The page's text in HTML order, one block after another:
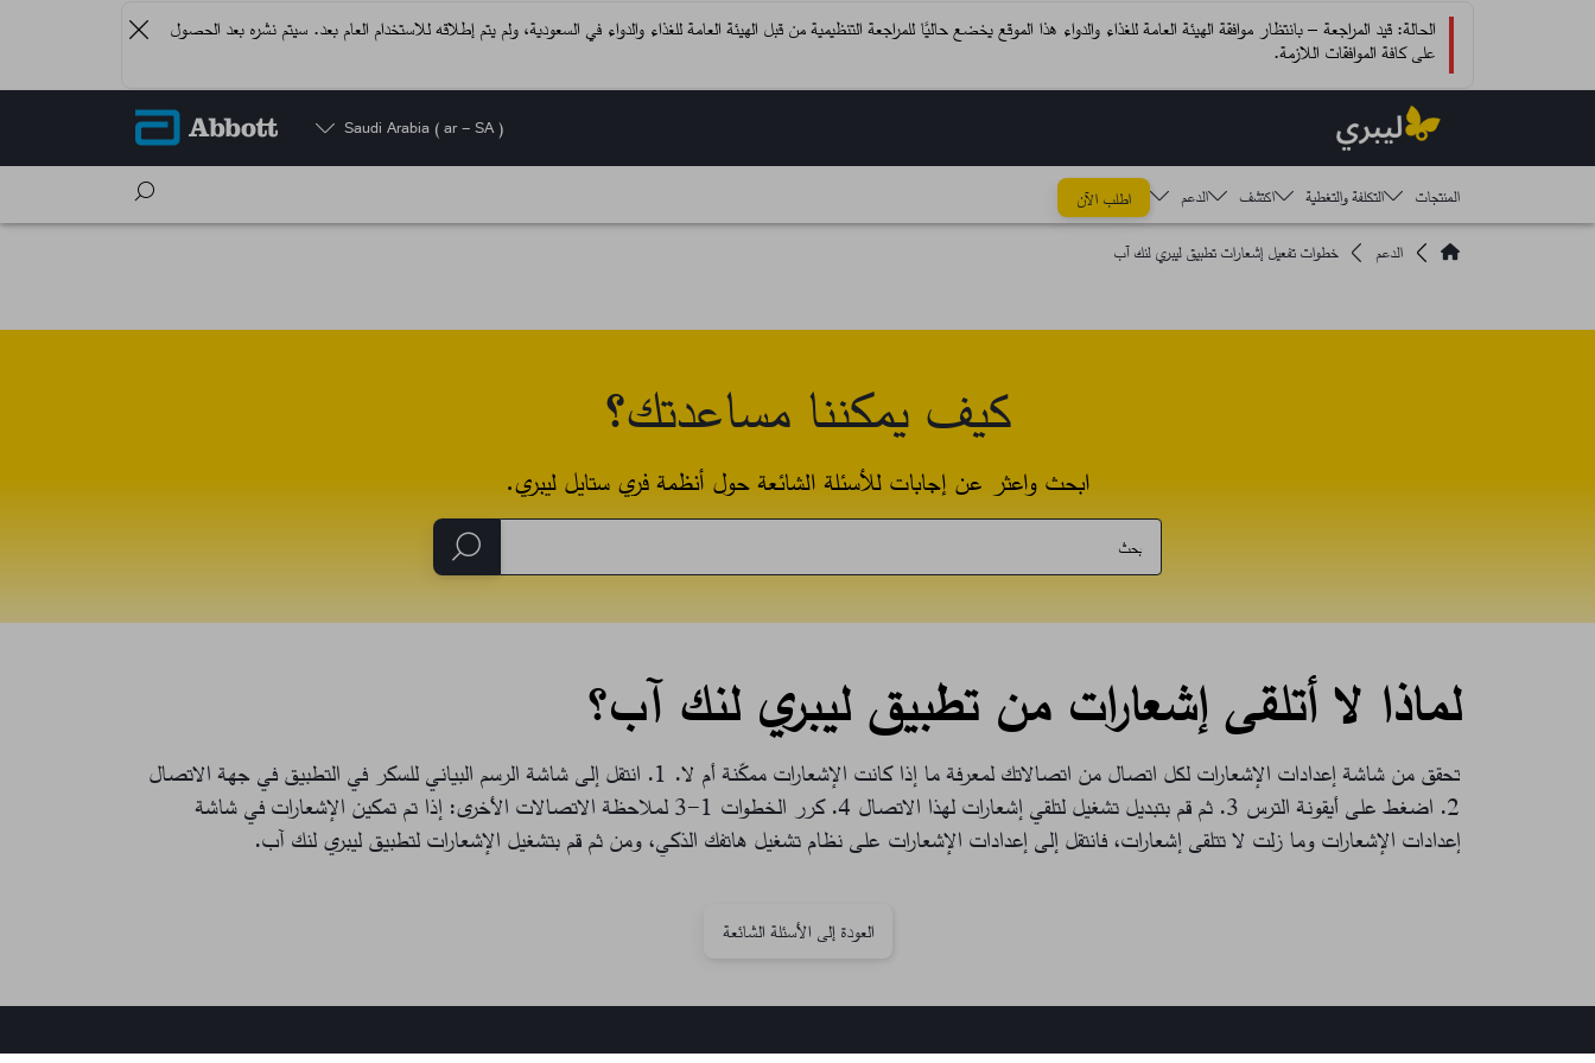
الحالة: قيد المراجعة – بانتظار موافقة الهيئة العامة للغذاء والدواء هذا الموقع يخضع حاليًا للمراجعة التنظيمية من قبل الهيئة العامة للغذاء والدواء في السعودية، ولم يتم إطلاقه للاستخدام العام بعد. سيتم نشره بعد الحصول
على كافة الموافقات اللازمة.
Saudi Arabia ( ar - SA )
المنتجات التكلفة والتغطية اكتشف​ الدعم
اطلب الآن
الدعم
خطوات تفعيل إشعارات تطبيق ليبري لنك آب
كيف يمكننا مساعدتك؟
ابحث واعثر عن إجابات للأسئلة الشائعة حول أنظمة فري ستايل ليبري.
لماذا لا أتلقى إشعارات من تطبيق ليبري لنك آب؟
تحقق من شاشة إعدادات الإشعارات لكل اتصال من اتصالاتك لمعرفة ما إذا كانت الإشعارات ممكّنة أم لا. 1. انتقل إلى شاشة الرسم البياني للسكر في التطبيق في جهة الاتصال
2. اضغط على أيقونة الترس
3. ثم قم بتبديل تشغيل لتلقي إشعارات لهذا الاتصال
4. كرر الخطوات 1-3 لملاحظة الاتصالات الأخرى: إذا تم تمكين الإشعارات في شاشة
إعدادات الإشعارات وما زلت لا تتلقى إشعارات، فانتقل إلى إعدادات الإشعارات على نظام تشغيل هاتفك الذكي، ومن ثم قم بتشغيل الإشعارات لتطبيق ليبري لنك آب.
العودة إلى الأسئلة الشائعة